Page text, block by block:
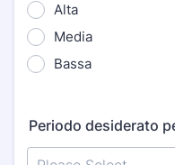
Alta
Media
Bassa
Periodo desiderato